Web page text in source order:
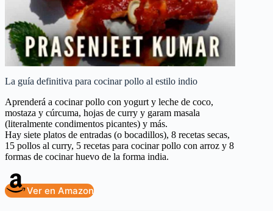
La guía definitiva para cocinar pollo al estilo indio
Aprenderá a cocinar pollo con yogurt y leche de coco,
mostaza y cúrcuma, hojas de curry y garam masala
(literalmente condimentos picantes) y más.
Hay siete platos de entradas (o bocadillos), 8 recetas secas,
15 pollos al curry, 5 recetas para cocinar pollo con arroz y 8
formas de cocinar huevo de la forma india.
Ver en Amazon